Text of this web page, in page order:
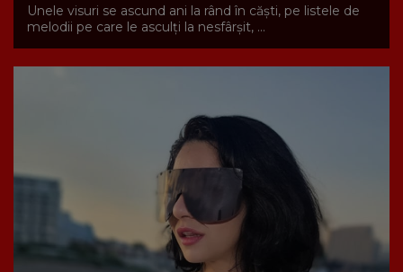
Unele visuri se ascund ani la rând în căști, pe listele de
melodii pe care le asculți la nesfârșit, ...